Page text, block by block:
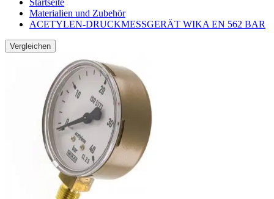
Startseite
Materialien und Zubehör
ACETYLEN-DRUCKMESSGERÄT WIKA EN 562 BAR
Vergleichen